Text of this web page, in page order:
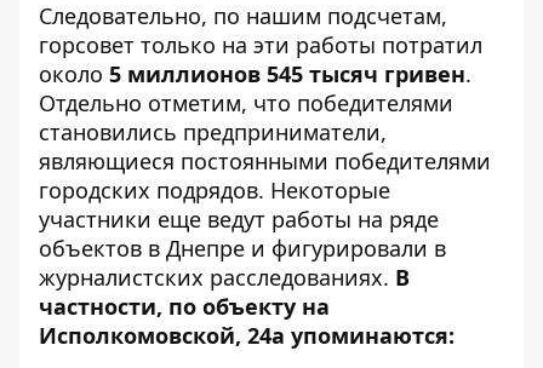
Следовательно, по нашим подсчетам,
горсовет только на эти работы потратил
около 5 миллионов 545 тысяч гривен.
Отдельно отметим, что победителями
становились предприниматели,
являющиеся постоянными победителями
городских подрядов. Некоторые
участники еще ведут работы на ряде
объектов в Днепре и фигурировали в
журналистских расследованиях. В
частности, по объекту на
Исполкомовской, 24а упоминаются: